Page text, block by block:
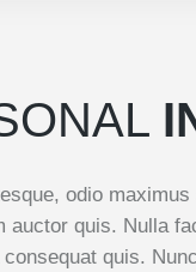
odio
auctor quis. Nulla
quis.